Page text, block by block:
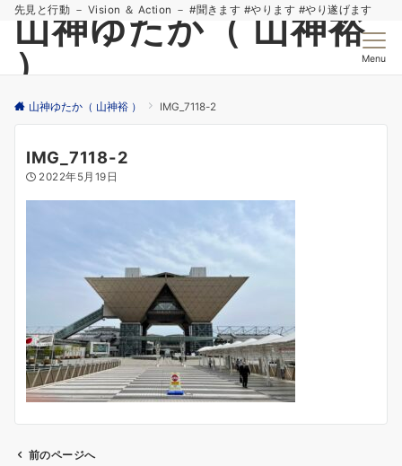
先見と行動 － Vision ＆ Action － #聞きます #やります #やり遂げます
山神ゆたか（ 山神裕
）
Menu
山神ゆたか（ 山神裕 ） IMG_7118-2
IMG_7118-2
2022年5月19日
前のページへ